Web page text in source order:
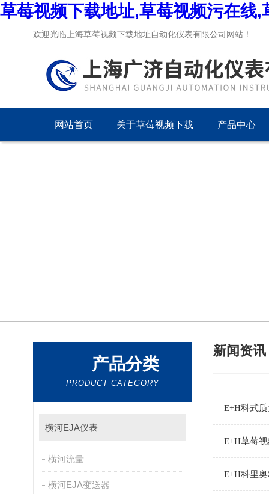
草莓视频下载地址,草莓视频污在线
欢迎光临上海草莓视频下载地址自动化仪表有限公司网站！
网站首页 关于草莓视频下载 产品中心
产品分类
PRODUCT CATEGORY
横河EJA仪表
横河流量
横河EJA变送器
新闻资讯
E+H科式
E+H草莓
E+H科里奥